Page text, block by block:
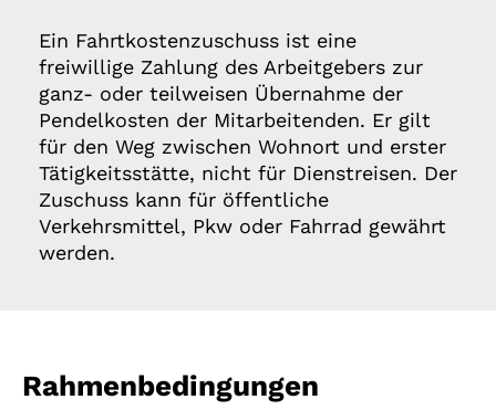
Ein Fahrtkostenzuschuss ist eine
freiwillige Zahlung des Arbeitgebers zur
ganz- oder teilweisen Übernahme der
Pendelkosten der Mitarbeitenden. Er gilt
für den Weg zwischen Wohnort und erster
Tätigkeitsstätte, nicht für Dienstreisen. Der
Zuschuss kann für öffentliche
Verkehrsmittel, Pkw oder Fahrrad gewährt
werden.
Rahmenbedingungen